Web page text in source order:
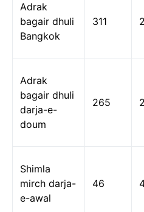
Adrak
bagair dhuli
Bangkok
311
Adrak
bagair dhuli
darja-e-
doum
265
Shimla
mirch darja-
e-awal
46